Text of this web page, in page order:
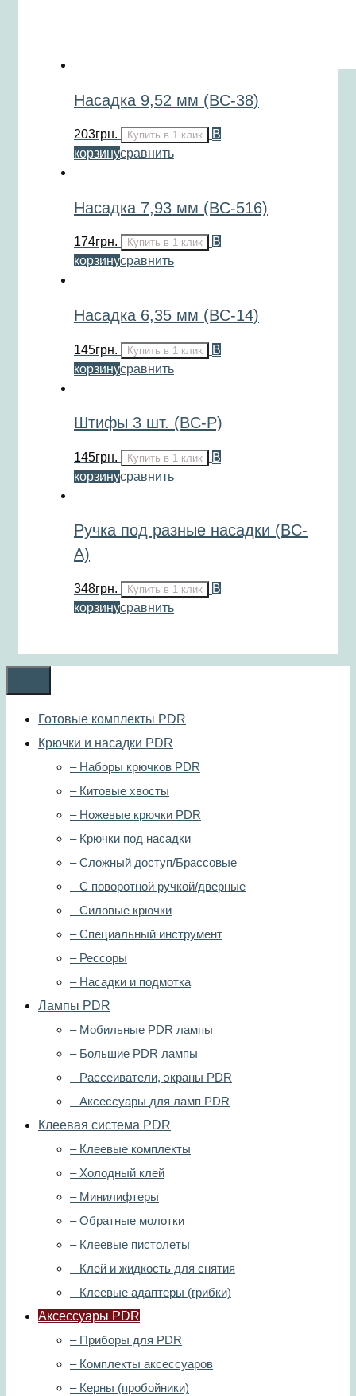
Насадка 9,52 мм (BC-38)
203грн. Купить в 1 клик
В
корзинусравнить
Насадка 7,93 мм (BC-516)
174грн. Купить в 1 клик
В
корзинусравнить
Насадка 6,35 мм (BC-14)
145грн. Купить в 1 клик
В
корзинусравнить
Штифы 3 шт. (BC-P)
145грн. Купить в 1 клик
В
корзинусравнить
Ручка под разные насадки (BC-
A)
348грн. Купить в 1 клик
В
корзинусравнить
Готовые комплекты PDR
Крючки и насадки PDR
– Наборы крючков PDR
– Китовые хвосты
– Ножевые крючки PDR
– Крючки под насадки
– Сложный доступ/Брассовые
– С поворотной ручкой/дверные
– Силовые крючки
– Специальный инструмент
– Рессоры
– Насадки и подмотка
Лампы PDR
– Мобильные PDR лампы
– Большие PDR лампы
– Рассеиватели, экраны PDR
– Аксессуары для ламп PDR
Клеевая система PDR
– Клеевые комплекты
– Холодный клей
– Минилифтеры
– Обратные молотки
– Клеевые пистолеты
– Клей и жидкость для снятия
– Клеевые адаптеры (грибки)
Аксессуары PDR
– Приборы для PDR
– Комплекты аксессуаров
– Керны (пробойники)